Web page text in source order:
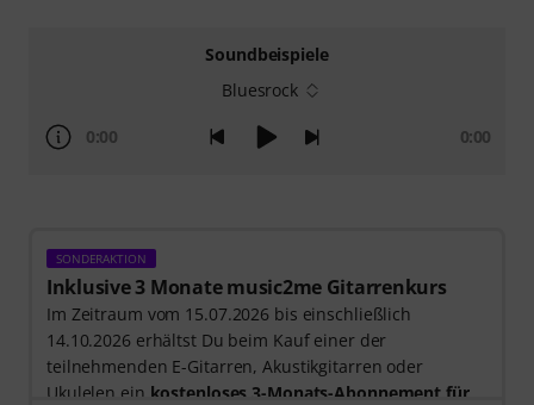
Soundbeispiele
Bluesrock
0:00 0:00
SONDERAKTION
Inklusive 3 Monate music2me Gitarrenkurs
Im Zeitraum vom 15.07.2026 bis einschließlich
14.10.2026 erhältst Du beim Kauf einer der
teilnehmenden E-Gitarren, Akustikgitarren oder
Ukulelen ein kostenloses 3-Monats-Abonnement für